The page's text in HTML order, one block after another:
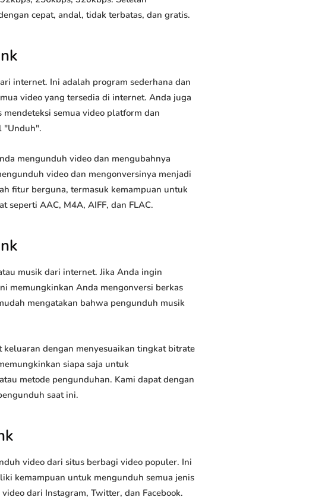
cepat, andal, tidak terbatas, dan gratis.
internet. Ini adalah program sederhana dan
video yang tersedia di internet. Anda juga
semua video platform dan
"Unduh".
mengunduh video dan mengubahnya
video dan mengonversinya menjadi
fitur berguna, termasuk kemampuan untuk
seperti AAC, M4A, AIFF, dan FLAC.
musik dari internet. Jika Anda ingin
memungkinkan Anda mengonversi berkas
mengatakan bahwa pengunduh musik
dengan menyesuaikan tingkat bitrate
siapa saja untuk
metode pengunduhan. Kami dapat dengan
saat ini.
video dari situs berbagi video populer. Ini
kemampuan untuk mengunduh semua jenis
dari Instagram, Twitter, dan Facebook.